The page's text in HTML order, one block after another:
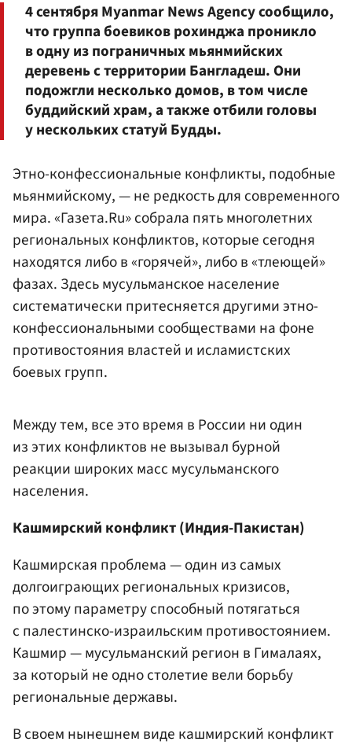
4 сентября Myanmar News Agency сообщило,
что группа боевиков рохинджа проникло
в одну из пограничных мьянмийских
деревень с территории Бангладеш. Они
подожгли несколько домов, в том числе
буддийский храм, а также отбили головы
у нескольких статуй Будды.
Этно-конфессиональные конфликты, подобные
мьянмийскому, — не редкость для современного
мира. «Газета.Ru» собрала пять многолетних
региональных конфликтов, которые сегодня
находятся либо в «горячей», либо в «тлеющей»
фазах. Здесь мусульманское население
систематически притесняется другими этно-
конфессиональными сообществами на фоне
противостояния властей и исламистских
боевых групп.
Между тем, все это время в России ни один
из этих конфликтов не вызывал бурной
реакции широких масс мусульманского
населения.
Кашмирский конфликт (Индия-Пакистан)
Кашмирская проблема — один из самых
долгоиграющих региональных кризисов,
по этому параметру способный потягаться
с палестинско-израильским противостоянием.
Кашмир — мусульманский регион в Гималаях,
за который не одно столетие вели борьбу
региональные державы.
В своем нынешнем виде кашмирский конфликт